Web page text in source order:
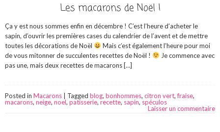
Les macarons de Noël !
Ça y est nous sommes enfin en décembre ! C’est l’heure d’acheter le
sapin, d’ouvrir les premières cases du calendrier de l’avent et de mettre
toutes les décorations de Noël
Mais c’est également l’heure pour moi
de vous mitonner de succulentes recettes de Noël !
Je commence avec
pas une, mais deux recettes de macarons […]
Posted in Macarons Tagged blog, bonhommes, citron vert,fraise,
macarons, neige, noel, patisserie, recette, sapin, spéculos
Laisser un commentaire